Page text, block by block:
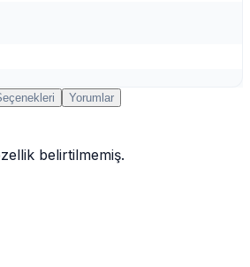
Yorumlar
belirtilmemiş.